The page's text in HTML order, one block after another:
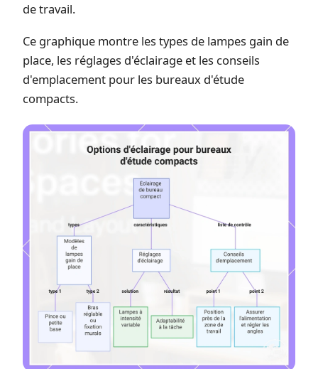
de travail.
Ce graphique montre les types de lampes gain de
place, les réglages d'éclairage et les conseils
d'emplacement pour les bureaux d'étude
compacts.